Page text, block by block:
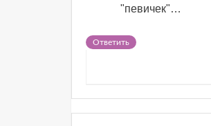
"певичек"…
Ответить